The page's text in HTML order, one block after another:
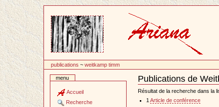
contenu
publications ~weitkamp timm
menu
Accueil
Recherche
Publications de
Document
Actions
Résultat de la recherche dans la
1 Article de conférence